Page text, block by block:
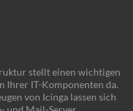
stellt einen wichtigen
Ihrer IT-Komponenten da.
von Icinga lassen sich